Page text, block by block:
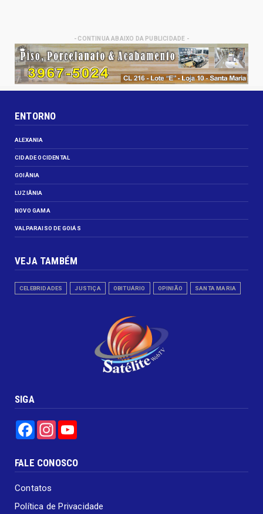
- CONTINUA ABAIXO DA PUBLICIDADE -
ENTORNO
ALEXANIA
CIDADE OCIDENTAL
GOIÂNIA
LUZIÂNIA
NOVO GAMA
VALPARAISO DE GOIÁS
VEJA TAMBÉM
CELEBRIDADES JUSTIÇA OBITUÁRIO OPINIÃO SANTA MARIA
SIGA
FacebookInstagram
FALE CONOSCO
Contatos
Política de Privacidade